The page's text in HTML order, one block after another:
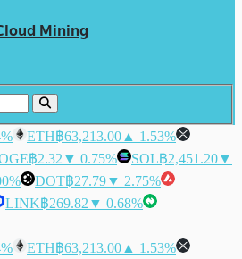
Mining
ETH฿63,213.00 ▲ 1.53%
฿2.32 ▼ 0.75% SOL฿2,451.20▼
DOT฿27.79▼ 2.75%
LINK฿269.82 ▼ 0.68%
ETH฿63,213.00 ▲ 1.53%